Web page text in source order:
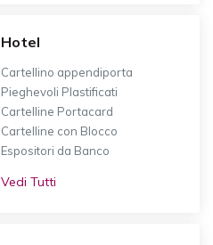
Hotel
Cartellino appendiporta
Pieghevoli Plastificati
Cartelline Portacard
Cartelline con Blocco
Espositori da Banco
Vedi Tutti